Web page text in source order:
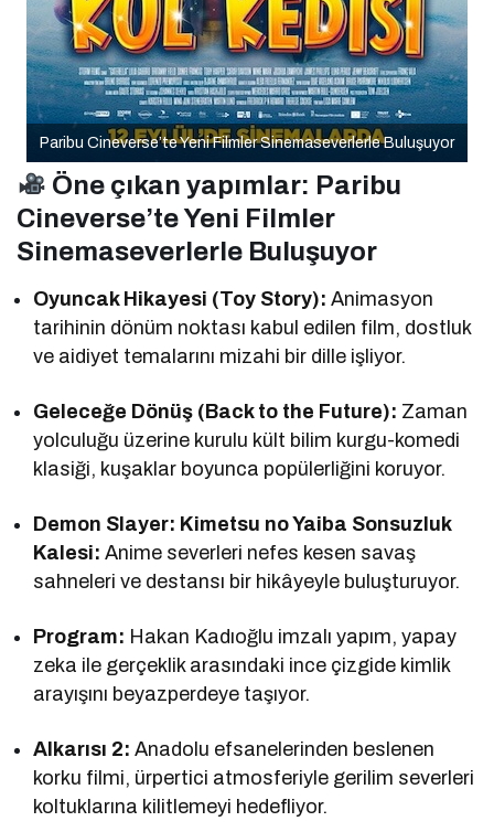
Paribu Cineverse’te Yeni Filmler Sinemaseverlerle Buluşuyor
Öne çıkan yapımlar: Paribu
Cineverse’te Yeni Filmler
Sinemaseverlerle Buluşuyor
Oyuncak Hikayesi (Toy Story): Animasyon
tarihinin dönüm noktası kabul edilen film, dostluk
ve aidiyet temalarını mizahi bir dille işliyor.
Geleceğe Dönüş (Back to the Future): Zaman
yolculuğu üzerine kurulu kült bilim kurgu-komedi
klasiği, kuşaklar boyunca popülerliğini koruyor.
Demon Slayer: Kimetsu no Yaiba Sonsuzluk
Kalesi: Anime severleri nefes kesen savaş
sahneleri ve destansı bir hikâyeyle buluşturuyor.
Program: Hakan Kadıoğlu imzalı yapım, yapay
zeka ile gerçeklik arasındaki ince çizgide kimlik
arayışını beyazperdeye taşıyor.
Alkarısı 2: Anadolu efsanelerinden beslenen
korku filmi, ürpertici atmosferiyle gerilim severleri
koltuklarına kilitlemeyi hedefliyor.